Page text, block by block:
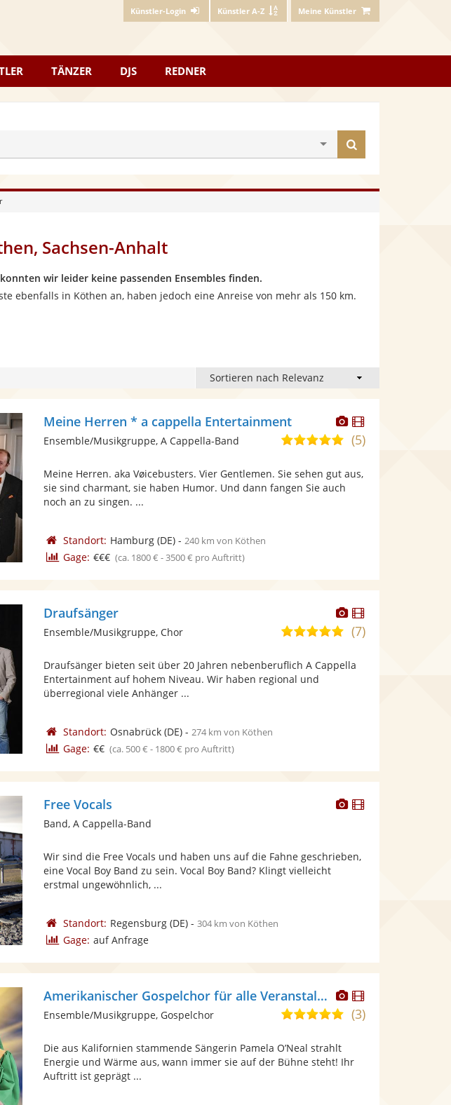
Künstler-Login Künstler A-Z Meine Künstler
TÄNZER DJS REDNER
finden
Sachsen-Anhalt
wir leider keine passenden Ensembles finden.
ebenfalls in Köthen an, haben jedoch eine Anreise von mehr als 150 km.
Dieser
Künstler
stellt
bereit.
Dieser
Künstler
Meine Herren * a cappella Entertainment
5,0
5
Sternen
(5)
Ensemble/Musikgruppe, A Cappella-Band
Meine Herren. aka Vøicebusters. Vier Gentlemen. Sie sehen gut aus,
sie sind charmant, sie haben Humor. Und dann fangen Sie auch
noch an zu singen. ...
Standort: Hamburg(DE)- 240 km von Köthen
Gage: €€€ (ca. 1800 € - 3500 € pro Auftritt)
Dieser
Künstler
stellt
Fotos
bereit.
Dieser
Künstler
Draufsänger
5,0
5
(7)
Ensemble/Musikgruppe, Chor
Draufsänger bieten seit über 20 Jahren nebenberuflich A Cappella
Entertainment auf hohem Niveau. Wir haben regional und
überregional viele Anhänger ...
Standort: Osnabrück(DE)- 274 km von Köthen
Gage: €€ (ca. 500 € - 1800 € pro Auftritt)
Dieser
bereit.
Dieser
Free Vocals
Band, A Cappella-Band
Wir sind die Free Vocals und haben uns auf die Fahne geschrieben,
eine Vocal Boy Band zu sein. Vocal Boy Band? Klingt vielleicht
erstmal ungewöhnlich, ...
Standort: Regensburg(DE)- 304 km von Köthen
Gage: auf Anfrage
Dieser
Künstler
stellt
Dieser
Künstler
Amerikanischer Gospelchor für alle Veranstaltungen
5,0
Sternen
(3)
Ensemble/Musikgruppe, Gospelchor
Die aus Kalifornien stammende Sängerin Pamela O’Neal strahlt
Energie und Wärme aus, wann immer sie auf der Bühne steht! Ihr
Auftritt ist geprägt ...